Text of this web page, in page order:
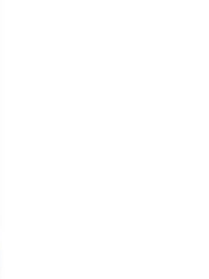
入りに追加